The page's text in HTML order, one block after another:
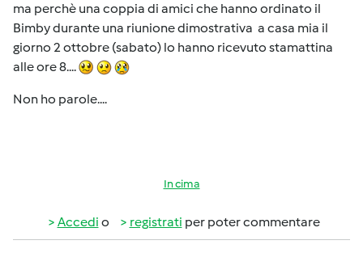
ma perchè una coppia di amici che hanno ordinato il
Bimby durante una riunione dimostrativa a casa mia il
giorno 2 ottobre (sabato) lo hanno ricevuto stamattina
alle ore 8....
Non ho parole....
In cima
Accedi o registrati per poter commentare